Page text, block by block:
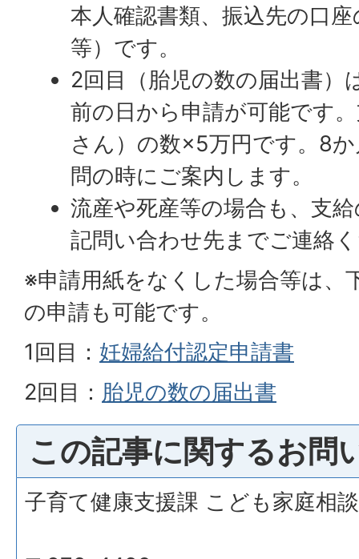
本人確認書類、振込先の口
等）です。
2回目（胎児の数の届出書）
前の日から申請が可能です
さん）の数×5万円です。8
問の時にご案内します。
流産や死産等の場合も、支
記問い合わせ先までご連絡
※申請用紙をなくした場合等は、
の申請も可能です。
1回目： 妊婦給付認定申請書
2回目： 胎児の数の届出書
この記事に関するお問
子育て健康支援課 こども家庭相